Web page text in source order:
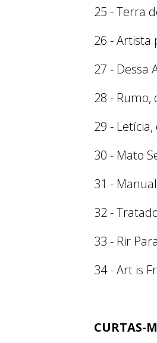
25 - Terra
26 - Artista
27 - Dessa
28 - Rumo,
29 -
30 - Mato
31 -
32 -
33 - Rir
34 - Art is
CURTAS-